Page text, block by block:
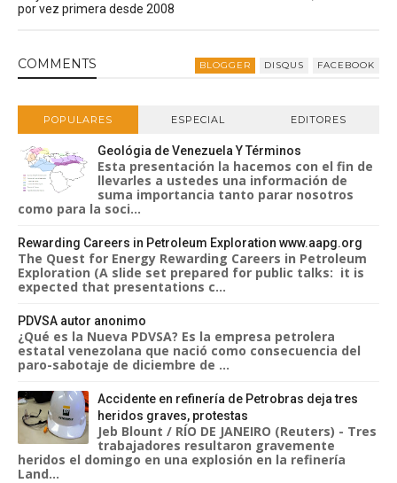
por vez primera desde 2008
COMMENTS BLOGGER DISQUS FACEBOOK
POPULARES ESPECIAL EDITORES
Geológia de Venezuela Y Términos
Esta presentación la hacemos con el fin de
llevarles a ustedes una información de
suma importancia tanto parar nosotros
como para la soci...
Rewarding Careers in Petroleum Exploration www.aapg.org
The Quest for Energy Rewarding Careers in Petroleum
Exploration (A slide set prepared for public talks: it is
expected that presentations c...
PDVSA autor anonimo
¿Qué es la Nueva PDVSA? Es la empresa petrolera
estatal venezolana que nació como consecuencia del
paro-sabotaje de diciembre de ...
Accidente en refinería de Petrobras deja tres
heridos graves, protestas
Jeb Blount / RÍO DE JANEIRO (Reuters) - Tres
trabajadores resultaron gravemente
heridos el domingo en una explosión en la refinería
Land...